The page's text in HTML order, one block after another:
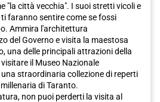
"la città vecchia". I suoi stretti vicoli e
faranno sentire come se fossi
Ammira l'architettura
del Governo e visita la maestosa
una delle principali attrazioni della
il Museo Nazionale
straordinaria collezione di reperti
di Taranto.
non puoi perderti la visita al